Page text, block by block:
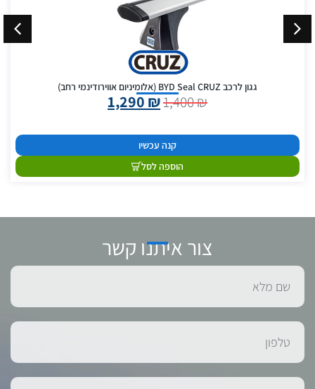
גגון לרכב BYD Seal CRUZ (אלומיניום אווירודינמי רחב)
1,400₪
1,290 ₪
קנה עכשיו
הוספה לסל
צור איתנו קשר